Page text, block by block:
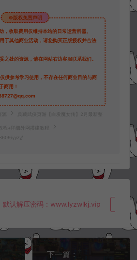
©版权免责声明
，收取费用仅维持本站的日常运营所需。
于其他商业活动，请您购买正版授权并合法
之处的资源，请在网站右边客服联系我们。
供参考学习使用，不存在任何商业目的与商
商用！
典藏武侠页游【白发魔女传】2月最新整
程+详细外网搭建教程
yyzy/
默认解压密码：www.lyzwlkj.vip 复
下一篇：